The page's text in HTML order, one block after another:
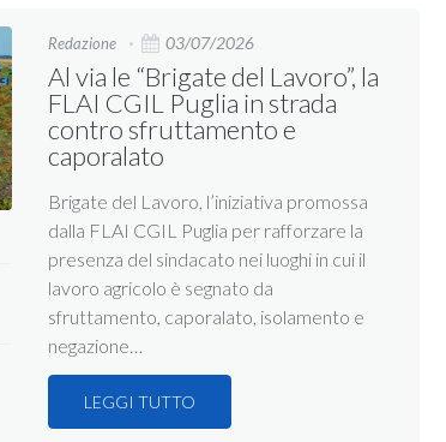
Redazione 03/07/2026
Al via le “Brigate del Lavoro”, la
FLAI CGIL Puglia in strada
contro sfruttamento e
caporalato
Brigate del Lavoro, l’iniziativa promossa
dalla FLAI CGIL Puglia per rafforzare la
presenza del sindacato nei luoghi in cui il
lavoro agricolo è segnato da
sfruttamento, caporalato, isolamento e
negazione…
LEGGI TUTTO